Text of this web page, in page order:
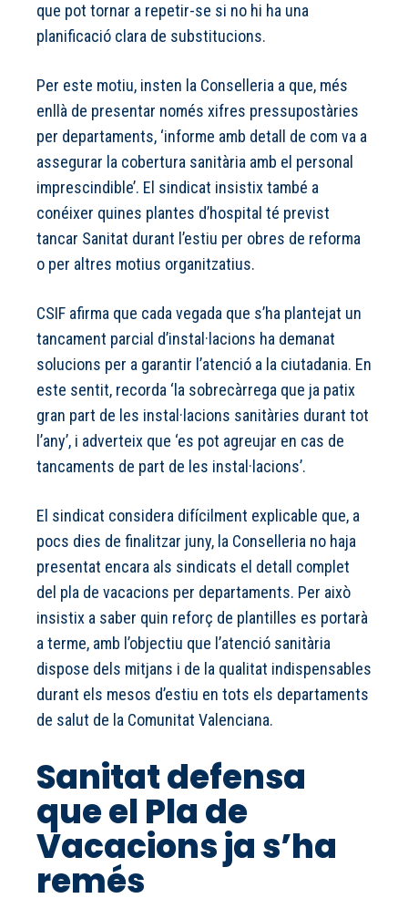
que pot tornar a repetir-se si no hi ha una
planificació clara de substitucions.
Per este motiu, insten la Conselleria a que, més
enllà de presentar només xifres pressupostàries
per departaments, ‘informe amb detall de com va a
assegurar la cobertura sanitària amb el personal
imprescindible’. El sindicat insistix també a
conéixer quines plantes d’hospital té previst
tancar Sanitat durant l’estiu per obres de reforma
o per altres motius organitzatius.
CSIF afirma que cada vegada que s’ha plantejat un
tancament parcial d’instal·lacions ha demanat
solucions per a garantir l’atenció a la ciutadania. En
este sentit, recorda ‘la sobrecàrrega que ja patix
gran part de les instal·lacions sanitàries durant tot
l’any’, i adverteix que ‘es pot agreujar en cas de
tancaments de part de les instal·lacions’.
El sindicat considera difícilment explicable que, a
pocs dies de finalitzar juny, la Conselleria no haja
presentat encara als sindicats el detall complet
del pla de vacacions per departaments. Per això
insistix a saber quin reforç de plantilles es portarà
a terme, amb l’objectiu que l’atenció sanitària
dispose dels mitjans i de la qualitat indispensables
durant els mesos d’estiu en tots els departaments
de salut de la Comunitat Valenciana.
Sanitat defensa
que el Pla de
Vacacions ja s’ha
remés